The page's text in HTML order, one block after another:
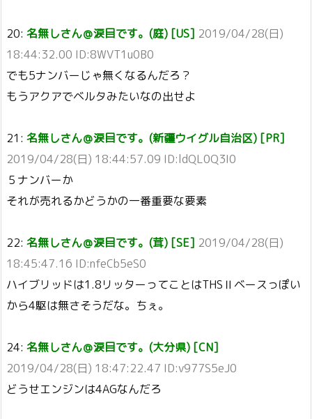
20: 名無しさん＠涙目です。(庭) [US] 2019/04/28(日)
18:44:32.00 ID:8WVT1u0B0
でも5ナンバーじゃ無くなるんだろ？
もうアクアでベルタみたいなの出せよ
21: 名無しさん＠涙目です。(新疆ウイグル自治区) [PR]
2019/04/28(日) 18:44:57.09 ID:ldQL0Q3I0
５ナンバーか
それが売れるかどうかの一番重要な要素
22: 名無しさん＠涙目です。(茸) [SE] 2019/04/28(日)
18:45:47.16 ID:nfeCb5eS0
ハイブリッドは1.8リッターってことはTHSⅡベースっぽい
から4駆は無さそうだな。ちぇ。
24: 名無しさん＠涙目です。(大分県) [CN]
2019/04/28(日) 18:47:22.47 ID:v977S5eJ0
どうせエンジンは4AGなんだろ